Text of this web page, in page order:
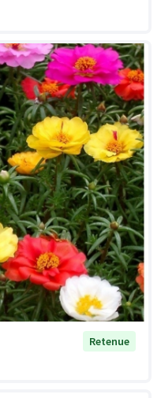
Retenue